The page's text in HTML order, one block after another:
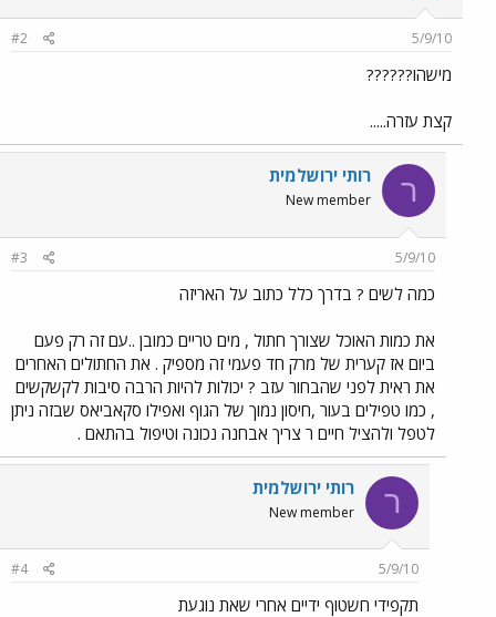
5/9/10
#2
מישהו??????
קצת עזרה.....
ר רותי ירושלמית
New member
5/9/10
#3
כמה לשים ? בדרך כלל כתוב על האריזה
את כמות האוכל שצורך חתול , מים טריים כמובן ..עם זה רק פעם
ביום אז קערית של מרק חד פעמי זה מספיק . את החתולים האחרים
את ראית לפני שהבחור עזב ? יכולות להיות הרבה סיבות לקשקשים
, כמו טפילים בעור ,חיסון נמוך של הגוף ואפילו סקאביאס שבזה ניתן
לטפל ולהציל חיים ר צריך אבחנה נכונה וטיפול בהתאם .
ר רותי ירושלמית
New member
5/9/10
#4
תקפידי חשטוף ידיים אחרי שאת נוגעת